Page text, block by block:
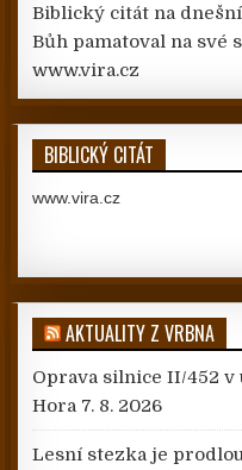
Biblický citát na
Bůh pamatoval na své
www.vira.cz
BIBLICKÝ CITÁT
www.vira.cz
AKTUALITY Z VRBNA
Oprava silnice II/452 v
Hora 7. 8. 2026
Lesní stezka je